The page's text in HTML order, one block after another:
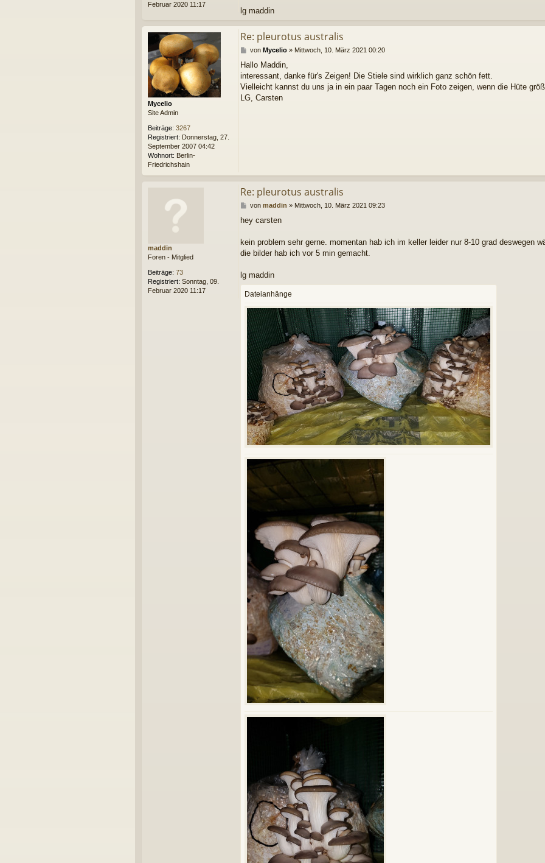
Februar 2020 11:17
lg maddin
Mycelio
Site Admin
Beiträge: 3267
Registriert: Donnerstag, 27.
September 2007 04:42
Wohnort: Berlin-
Friedrichshain
Re: pleurotus australis
B
i
t
r
a
von Mycelio» Mittwoch, 10. März 2021 00:20
Hallo Maddin,
interessant, danke für's Zeigen! Die Stiele sind wirklich ganz schön fett.
Vielleicht kannst du uns ja in ein paar Tagen noch ein Foto zeigen, wenn die Hüte
LG, Carsten
maddin
Foren - Mitglied
Beiträge: 73
Registriert: Sonntag, 09.
Februar 2020 11:17
Re: pleurotus australis
B
i
r
a
von maddin » Mittwoch, 10. März 2021 09:23
hey carsten
kein problem sehr gerne. momentan hab ich im keller leider nur 8-10 grad deswegen
die bilder hab ich vor 5 min gemacht.
lg maddin
Dateianhänge